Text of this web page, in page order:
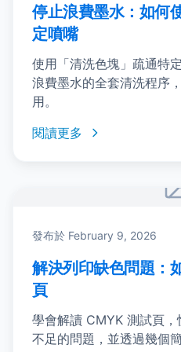
停止浪費墨水：如何
定噴嘴
使用「清洗色塊」疏通特
浪費墨水的全套清洗程序
用。
閱讀更多
發布於 February 9, 2026
解決列印缺色問題：
頁
學會解讀 CMYK 測試頁
不足的問題，並透過幾個